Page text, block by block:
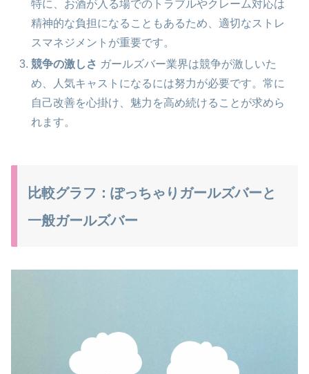
特に、お酒が入る場でのトラブルやクレーム対応は
精神的な負担になることもあるため、適切なストレ
スマネジメントが重要です。
競争の激しさ ガールズバー業界は競争が激しいた
め、人気キャストになるには努力が必要です。常に
自己改善を心掛け、魅力を高め続けることが求めら
れます。
比較グラフ：ぽっちゃりガールズバーと
一般ガールズバー